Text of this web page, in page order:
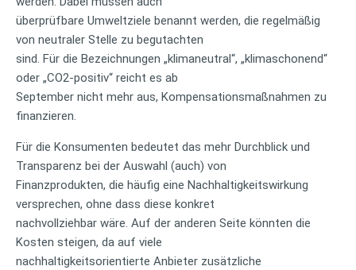
überprüfbare Umweltziele benannt werden, die regelmäßig
von neutraler Stelle zu begutachten
sind. Für die Bezeichnungen „klimaneutral“, „klimaschonend“
oder „CO2-positiv“ reicht es ab
September nicht mehr aus, Kompensationsmaßnahmen zu
finanzieren.
Für die Konsumenten bedeutet das mehr Durchblick und
Transparenz bei der Auswahl (auch) von
Finanzprodukten, die häufig eine Nachhaltigkeitswirkung
versprechen, ohne dass diese konkret
nachvollziehbar wäre. Auf der anderen Seite könnten die
Kosten steigen, da auf viele
nachhaltigkeitsorientierte Anbieter zusätzliche